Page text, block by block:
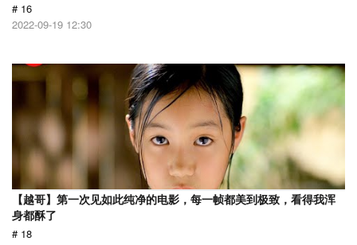
# 16
2022-09-19 12:30
【越哥】第一次见如此纯净的电影，每一帧都美到极致，看得我浑
身都酥了
# 18